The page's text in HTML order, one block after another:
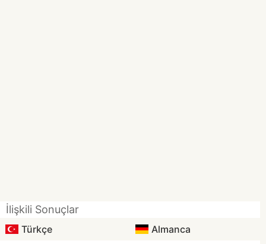
İlişkili Sonuçlar
Türkçe Almanca